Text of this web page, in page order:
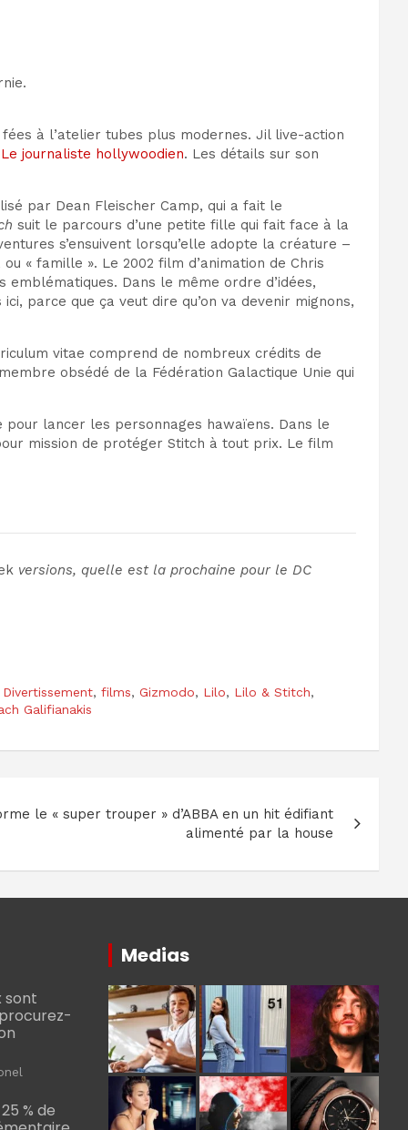
à l’atelier tubes plus modernes. Jil live-action
Le journaliste hollywoodien. Les détails sur son
par Dean Fleischer Camp, qui a fait le
suit le parcours d’une petite fille qui fait face à la
s’ensuivent lorsqu’elle adopte la créature –
ou « famille ». Le 2002 film d’animation de Chris
emblématiques. Dans le même ordre d’idées,
ici, parce que ça veut dire qu’on va devenir mignons,
vitae comprend de nombreux crédits de
obsédé de la Fédération Galactique Unie qui
pour lancer les personnages hawaïens. Dans le
mission de protéger Stitch à tout prix. Le film
versions, quelle est la prochaine pour le DC
Divertissement, films, Gizmodo, Lilo, Lilo & Stitch,
Galifianakis
le « super trouper » d’ABBA en un hit édifiant
alimenté par la house
sont
% de
Medias